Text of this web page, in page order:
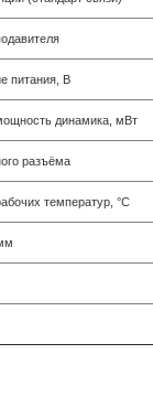
питания, В
динамика, мВт
разъёма
температур, °С